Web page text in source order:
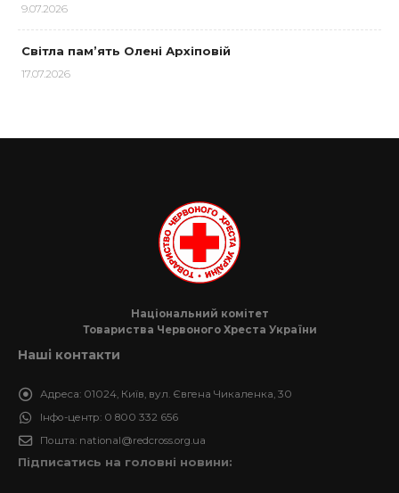
9.07.2026
Світла пам’ять Олені Архіповій
17.07.2026
Національний комітет
Товариства Червоного Хреста України
Наші контакти
Адреса: 01024, Київ, вул. Євгена Чикаленка, 30
Інфо-центр: 0 800 332 656
Пошта: national@redcross.org.ua
Підписатись на головні новини: